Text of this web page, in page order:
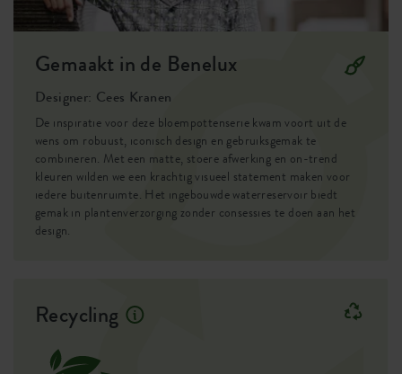
Gemaakt in de Benelux
Designer: Cees Kranen
De inspiratie voor deze bloempottenserie kwam voort uit de
wens om robuust, iconisch design en gebruiksgemak te
combineren. Met een matte, stoere afwerking en on-trend
kleuren wilden we een krachtig visueel statement maken voor
iedere buitenruimte. Het ingebouwde waterreservoir biedt
gemak in plantenverzorging zonder consessies te doen aan het
design.
Recycling